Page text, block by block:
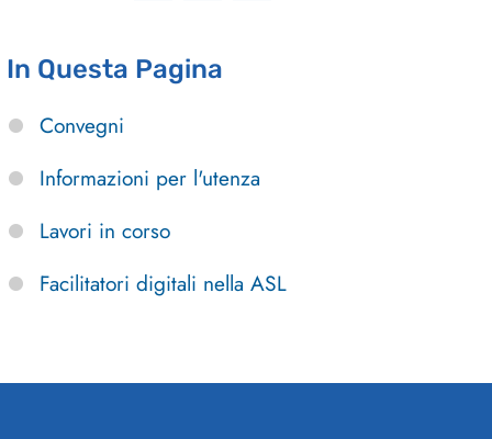
In Questa Pagina
Convegni
Informazioni per l'utenza
Lavori in corso
Facilitatori digitali nella ASL